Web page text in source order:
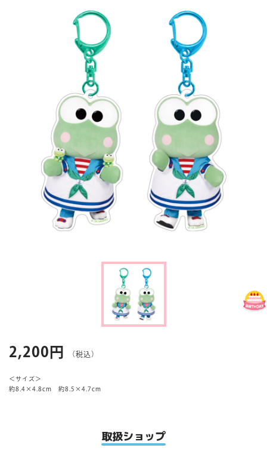
サービスガイド
よくあるご質問 ニュース
2,200円 （税込）
＜サイズ＞
約8.4×4.8cm 約8.5×4.7cm
取扱ショップ